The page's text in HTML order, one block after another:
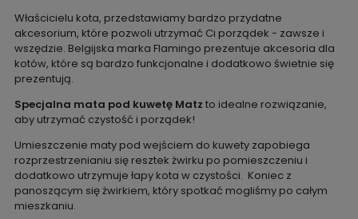
Właścicielu kota, przedstawiamy bardzo przydatne
akcesorium, które pozwoli utrzymać Ci porządek - zawsze i
wszędzie. Belgijska marka Flamingo prezentuje akcesoria dla
kotów, które są bardzo funkcjonalne i dodatkowo świetnie się
prezentują.
Specjalna mata pod kuwetę Matz to idealne rozwiązanie,
aby utrzymać czystość i porządek!
Umieszczenie maty pod wejściem do kuwety zapobiega
rozprzestrzenianiu się resztek żwirku po pomieszczeniu i
dodatkowo utrzymuje łapy kota w czystości. Koniec z
panoszącym się żwirkiem, który spotkać mogliśmy po całym
mieszkaniu.